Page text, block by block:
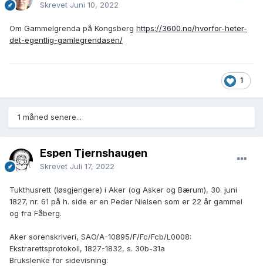
Skrevet Juni 10, 2022
Om Gammelgrenda på Kongsberg https://3600.no/hvorfor-heter-
det-egentlig-gamlegrendasen/
1
1 måned senere...
Espen Tjernshaugen
Skrevet Juli 17, 2022
Tukthusrett (løsgjengere) i Aker (og Asker og Bærum), 30. juni
1827, nr. 61 på h. side er en Peder Nielsen som er 22 år gammel
og fra Fåberg.
Aker sorenskriveri, SAO/A-10895/F/Fc/Fcb/L0008:
Ekstrarettsprotokoll, 1827-1832, s. 30b-31a
Brukslenke for sidevisning: